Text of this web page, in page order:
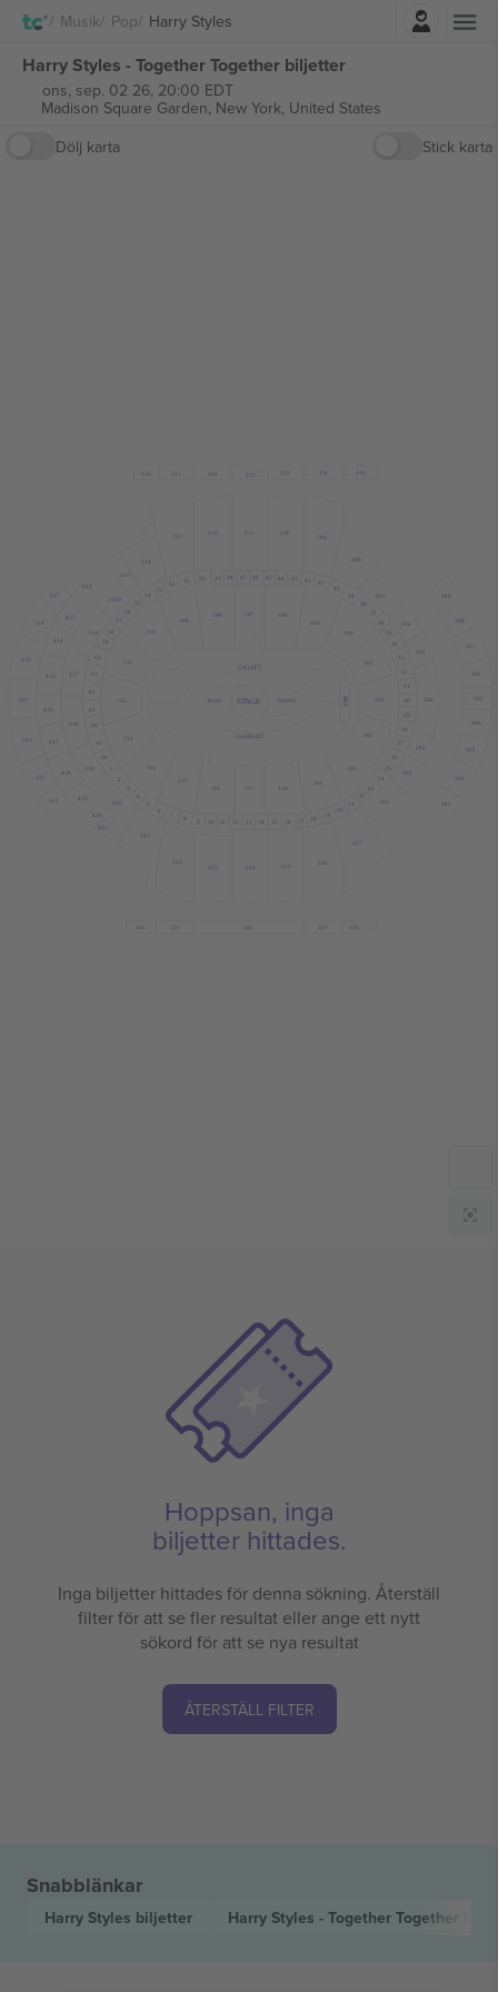
Musik Pop Harry Styles
Harry Styles - Together Together biljetter
ons, sep. 02 26, 20:00 EDT
Madison Square Garden, New York, United States
Dölj karta
Stick karta
GA LEFT
GA RIGHT
KISS DISCO
101
102
103
104
105
106
107
108
109
1 15
16
119
120
1 10
114
111
1 12
1 13
201
202
203
207
208
209
210
1 1
212
213
223
224
226
206
204
205
221
214
215
215P
216
217
218
219
220
310
11
312
313
314
315
325 326 327 328
316
324
301
302
304
306
307
308
309
317
318
319
320
321
322
323
412
413
414
415
416
417
418
419
420
421
9 10 11 12 13 14 15 16 18
19
10
21
22
23
24
26
28
29
30
31
32
34
36
37
38
39
40
41
42
43
44
45
46
47
48
49
50
51
6
53
54
59
60
61
62
63
64
65
66
1
3
4
56
58
STAGE MIX
Hoppsan, inga
biljetter hittades.
Inga biljetter hittades för denna sökning. Återställ
filter för att se fler resultat eller ange ett nytt
sökord för att se nya resultat
ÅTERSTÄLL FILTER
Snabblänkar
Harry Styles biljetter Harry Styles - Together Together